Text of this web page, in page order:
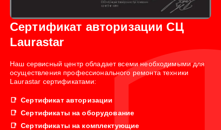
Сертификат авторизации СЦ
Laurastar
Наш сервисный центр обладает всеми необходимыми для
осуществления профессионального ремонта техники
Laurastar сертификатами:
Сертификат авторизации
Сертификаты на оборудование
Сертификаты на комплектующие